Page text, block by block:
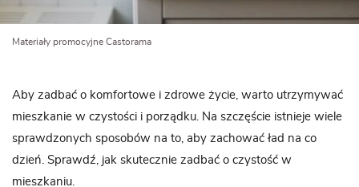
Materiały promocyjne Castorama
Aby zadbać o komfortowe i zdrowe życie, warto utrzymywać
mieszkanie w czystości i porządku. Na szczęście istnieje wiele
sprawdzonych sposobów na to, aby zachować ład na co
dzień. Sprawdź, jak skutecznie zadbać o czystość w
mieszkaniu.